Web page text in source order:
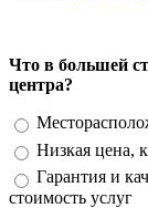
Что в большей
центра?
Варианты
Низкая цена,
Гарантия и
стоимость услуг